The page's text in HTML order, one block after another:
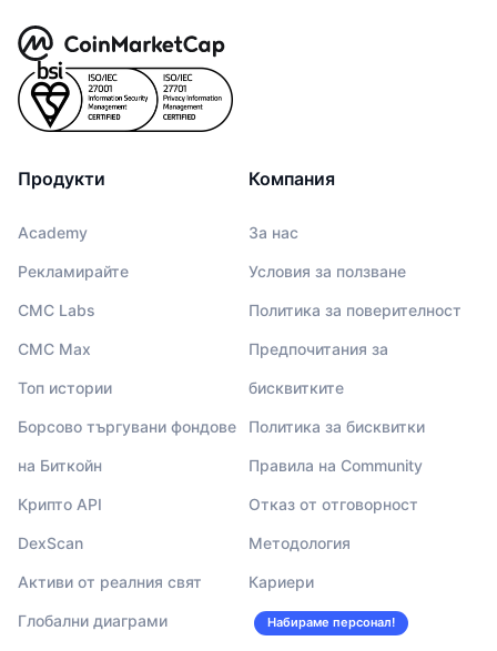
Продукти
Academy
Рекламирайте
CMC Labs
CMC Max
Топ истории
Борсово търгувани фондове
на Биткойн
Крипто API
DexScan
Активи от реалния свят
Глобални диаграми
Компания
За нас
Условия за ползване
Политика за поверителност
Предпочитания за
бисквитките
Политика за бисквитки
Правила на Community
Отказ от отговорност
Методология
Кариери
Набираме персонал!